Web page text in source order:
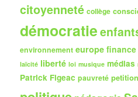
citoyenneté collège
démocratie
environnement europe finance
laïcité liberté loi musique médias
Patrick Figeac pauvreté petition